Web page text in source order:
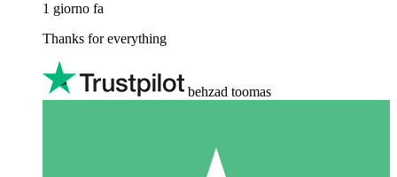
1 giorno fa
Thanks for everything
behzad toomas